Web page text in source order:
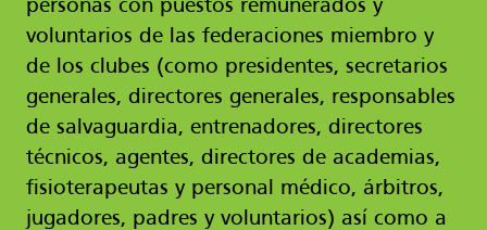
personas con puestos remunerados y
voluntarios de las federaciones miembro y
de los clubes (como presidentes, secretarios
generales, directores generales, responsables
de salvaguardia, entrenadores, directores
técnicos, agentes, directores de academias,
fisioterapeutas y personal médico, árbitros,
jugadores, padres y voluntarios) así como a